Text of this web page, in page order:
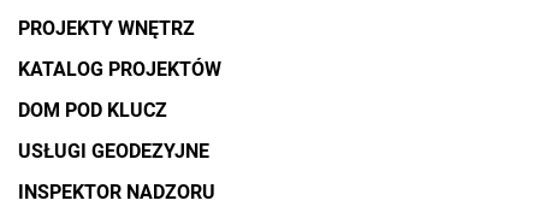
PROJEKTY WNĘTRZ
KATALOG PROJEKTÓW
DOM POD KLUCZ
USŁUGI GEODEZYJNE
INSPEKTOR NADZORU